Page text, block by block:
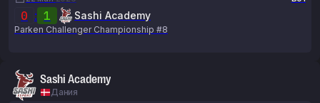
0 : 1 Sashi Academy
Parken Challenger Championship #8
Sashi Academy
Дания